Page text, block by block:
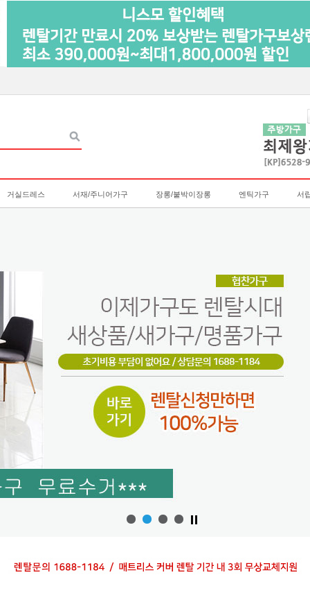
거실드레스 서재/주니어가구 장롱/붙박이장롱 엔틱가구 서